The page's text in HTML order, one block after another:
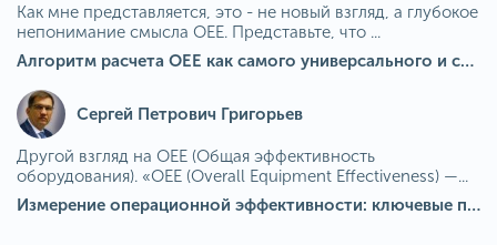
Как мне представляется, это - не новый взгляд, а глубокое
непонимание смысла OEE. Представьте, что ...
Алгоритм расчета ОЕЕ как самого универсального и современного показателя эффективности оборудования в мире
Сергей Петрович Григорьев
Другой взгляд на OEE (Общая эффективность
оборудования). «OEE (Overall Equipment Effectiveness) —...
Измерение операционной эффективности: ключевые показатели для непрерывного совершенствования